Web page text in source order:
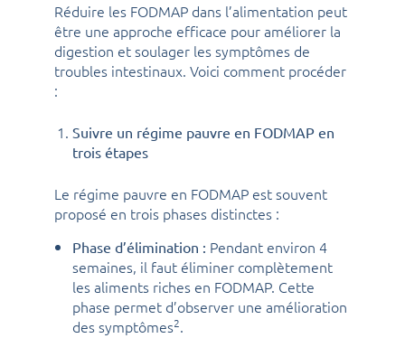
Réduire les FODMAP dans l’alimentation peut
être une approche efficace pour améliorer la
digestion et soulager les symptômes de
troubles intestinaux. Voici comment procéder
:
Suivre un régime pauvre en FODMAP en
trois étapes
Le régime pauvre en FODMAP est souvent
proposé en trois phases distinctes :
Phase d’élimination : Pendant environ 4
semaines, il faut éliminer complètement
les aliments riches en FODMAP. Cette
phase permet d’observer une amélioration
des symptômes2.